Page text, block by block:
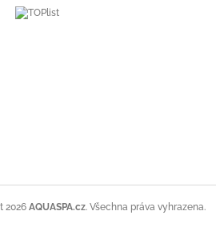
2026 AQUASPA.cz. Všechna práva vyhrazena.